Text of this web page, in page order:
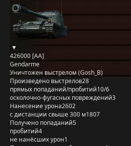
426000 [AA]
Gendarme
Уничтожен выстрелом (Gosh_B)
Произведено выстрелов28
прямых попаданий/пробитий10/6
осколочно-фугасных повреждений3
Нанесение урона2602
с дистанции свыше 300 м1807
Получено попаданий5
пробитий4
не нанёсших урон1